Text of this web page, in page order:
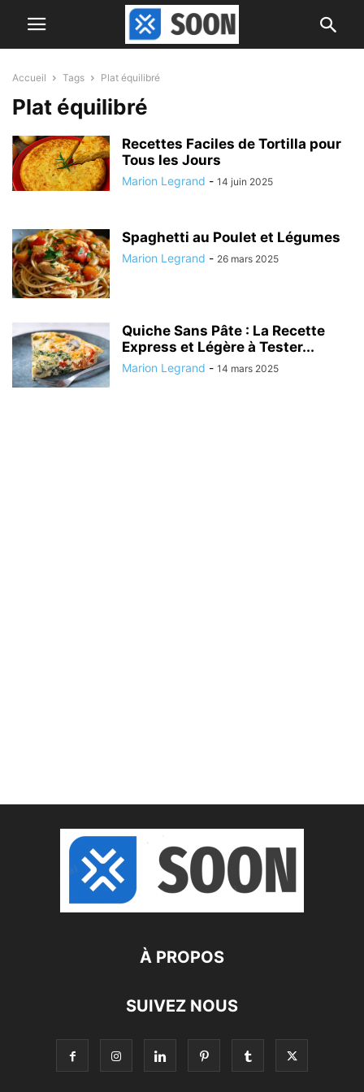
Accueil Tags Plat équilibré
Plat équilibré
Recettes Faciles de Tortilla pour
Tous les Jours
Marion Legrand - 14 juin 2025
Spaghetti au Poulet et Légumes
Marion Legrand - 26 mars 2025
Quiche Sans Pâte : La Recette
Express et Légère à Tester...
Marion Legrand - 14 mars 2025
À PROPOS
SUIVEZ NOUS